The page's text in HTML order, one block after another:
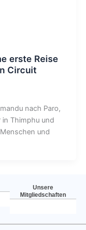
erste Reise
Circuit
nach Paro,
Thimphu und
und
Unsere
Mitgliedschaften